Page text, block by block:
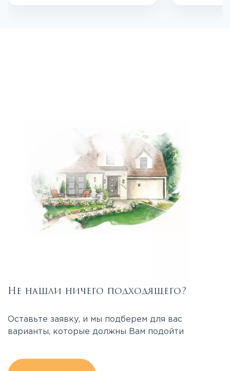
Не нашли ничего подходящего?
Оставьте заявку, и мы подберем для вас
варианты, которые должны Вам подойти